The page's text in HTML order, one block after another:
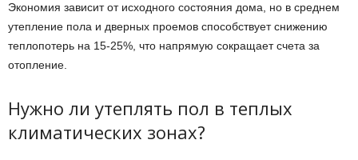
Экономия зависит от исходного состояния дома, но в среднем
утепление пола и дверных проемов способствует снижению
теплопотерь на 15-25%, что напрямую сокращает счета за
отопление.
Нужно ли утеплять пол в теплых
климатических зонах?